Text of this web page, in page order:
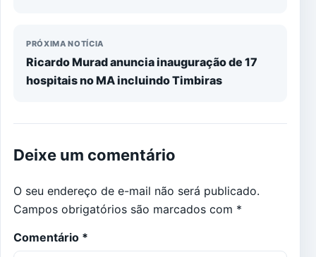
PRÓXIMA NOTÍCIA
Ricardo Murad anuncia inauguração de 17
hospitais no MA incluindo Timbiras
Deixe um comentário
O seu endereço de e-mail não será publicado.
Campos obrigatórios são marcados com *
Comentário *